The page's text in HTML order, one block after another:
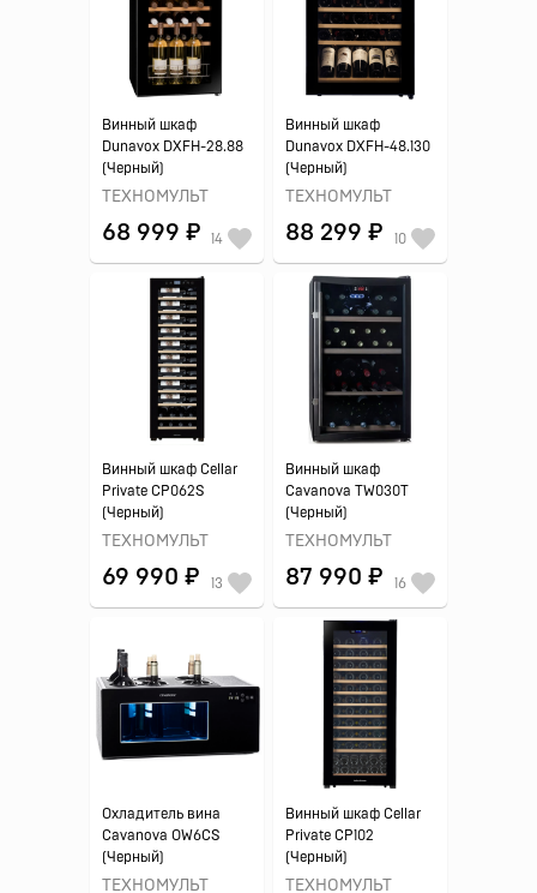
Винный шкаф
Dunavox DXFH-28.88
(Черный)
ТЕХНОМУЛЬТ
68 999 ₽ 14
Винный шкаф
Dunavox DXFH-48.130
(Черный)
ТЕХНОМУЛЬТ
88 299 ₽ 10
Винный шкаф Cellar
Private CP062S
(Черный)
ТЕХНОМУЛЬТ
69 990 ₽ 13
Винный шкаф
Cavanova TW030T
(Черный)
ТЕХНОМУЛЬТ
87 990 ₽ 16
Охладитель вина
Cavanova OW6CS
(Черный)
ТЕХНОМУЛЬТ
Винный шкаф Cellar
Private CP102
(Черный)
ТЕХНОМУЛЬТ